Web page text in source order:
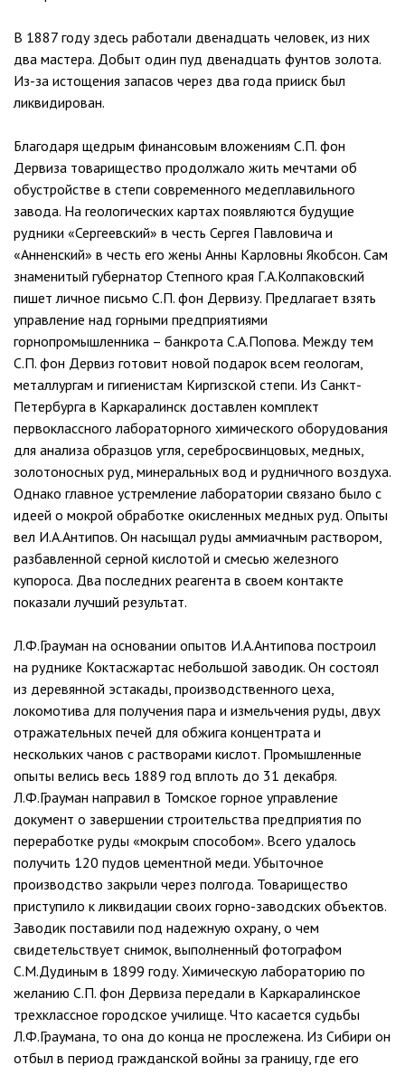
В 1887 году здесь работали двенадцать человек, из них
два мастера. Добыт один пуд двенадцать фунтов золота.
Из-за истощения запасов через два года прииск был
ликвидирован.
Благодаря щедрым финансовым вложениям С.П. фон
Дервиза товарищество продолжало жить мечтами об
обустройстве в степи современного медеплавильного
завода. На геологических картах появляются будущие
рудники «Сергеевский» в честь Сергея Павловича и
«Анненский» в честь его жены Анны Карловны Якобсон. Сам
знаменитый губернатор Степного края Г.А.Колпаковский
пишет личное письмо С.П. фон Дервизу. Предлагает взять
управление над горными предприятиями
горнопромышленника – банкрота С.А.Попова. Между тем
С.П. фон Дервиз готовит новой подарок всем геологам,
металлургам и гигиенистам Киргизской степи. Из Санкт-
Петербурга в Каркаралинск доставлен комплект
первоклассного лабораторного химического оборудования
для анализа образцов угля, серебросвинцовых, медных,
золотоносных руд, минеральных вод и рудничного воздуха.
Однако главное устремление лаборатории связано было с
идеей о мокрой обработке окисленных медных руд. Опыты
вел И.А.Антипов. Он насыщал руды аммиачным раствором,
разбавленной серной кислотой и смесью железного
купороса. Два последних реагента в своем контакте
показали лучший результат.
Л.Ф.Грауман на основании опытов И.А.Антипова построил
на руднике Коктасжартас небольшой заводик. Он состоял
из деревянной эстакады, производственного цеха,
локомотива для получения пара и измельчения руды, двух
отражательных печей для обжига концентрата и
нескольких чанов с растворами кислот. Промышленные
опыты велись весь 1889 год вплоть до 31 декабря.
Л.Ф.Грауман направил в Томское горное управление
документ о завершении строительства предприятия по
переработке руды «мокрым способом». Всего удалось
получить 120 пудов цементной меди. Убыточное
производство закрыли через полгода. Товарищество
приступило к ликвидации своих горно-заводских объектов.
Заводик поставили под надежную охрану, о чем
свидетельствует снимок, выполненный фотографом
С.М.Дудиным в 1899 году. Химическую лабораторию по
желанию С.П. фон Дервиза передали в Каркаралинское
трехклассное городское училище. Что касается судьбы
Л.Ф.Граумана, то она до конца не прослежена. Из Сибири он
отбыл в период гражданской войны за границу, где его